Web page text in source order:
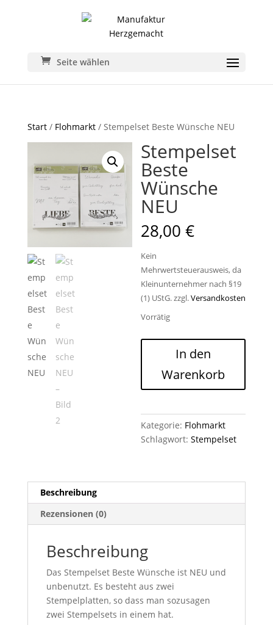
Seite wählen
Start/ Flohmarkt/ Stempelset Beste Wünsche NEU
Stempelset
Beste
Wünsche
NEU
28,00€
Kein
Mehrwertsteuerausweis, da
Kleinunternehmer nach §19
(1) UStG.zzgl.Versandkosten
Vorrätig
Wünsche
NEU
In den
Warenkorb
Kategorie: Flohmarkt
Schlagwort:Stempelset
Beschreibung
Rezensionen (0)
Beschreibung
Das Stempelset Beste Wünsche ist NEU und
unbenutzt. Es besteht aus zwei
Stempelplatten, so dass man sozusagen
zwei Stempelsets in einem hat.